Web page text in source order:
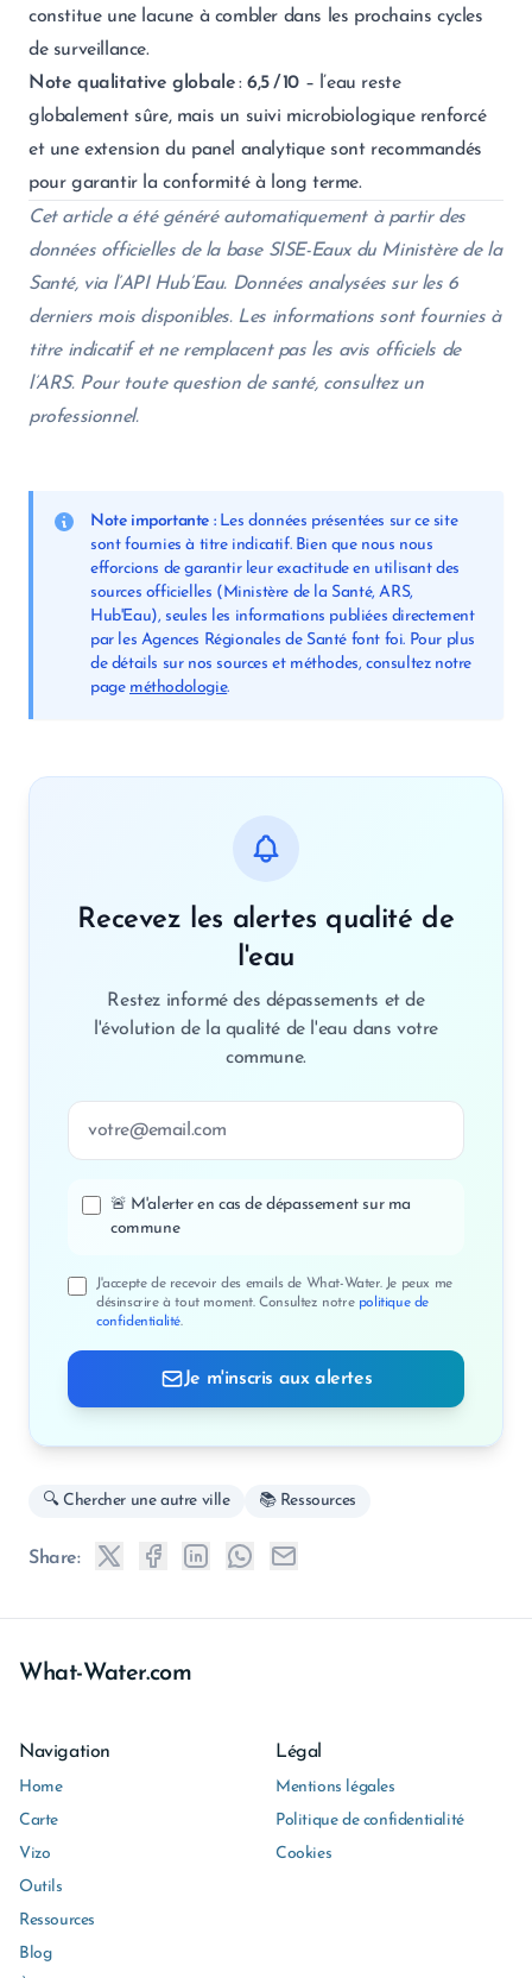
constitue une lacune à combler dans les prochains cycles
de surveillance.
Note qualitative globale:6,5 / 10 – l’eau reste
globalement sûre, mais un suivi microbiologique renforcé
et une extension du panel analytique sont recommandés
pour garantir la conformité à long terme.
Cet article a été généré automatiquement à partir des
données officielles de la base SISE-Eaux du Ministère de la
Santé, via l’API Hub’Eau. Données analysées sur les 6
derniers mois disponibles. Les informations sont fournies à
titre indicatif et ne remplacent pas les avis officiels de
l’ARS. Pour toute question de santé, consultez un
professionnel.
Note importante :Les données présentées sur ce site
sont fournies à titre indicatif. Bien que nous nous
efforcions de garantir leur exactitude en utilisant des
sources officielles (Ministère de la Santé, ARS,
Hub'Eau), seules les informations publiées directement
par les Agences Régionales de Santé font foi. Pour plus
de détails sur nos sources et méthodes, consultez notre
page méthodologie.
Recevez les alertes qualité de
l'eau
Restez informé des dépassements et de
l'évolution de la qualité de l'eau dans votre
commune.
🚨 M'alerter en cas de dépassement sur ma
commune
J'accepte de recevoir des emails de What-Water. Je peux me
désinscrire à tout moment. Consultez notre politique de
confidentialité.
Je m'inscris aux alertes
🔍 Chercher une autre ville 📚 Ressources
Share:
What-Water.com
Navigation
Home
Carte
Vizo
Outils
Ressources
Blog
Légal
Mentions légales
Politique de confidentialité
Cookies